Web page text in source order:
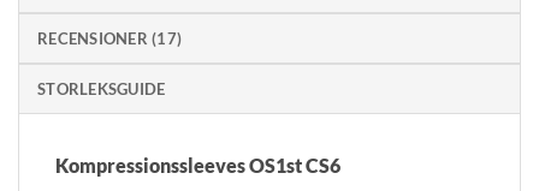
RECENSIONER (17)
STORLEKSGUIDE
Kompressionssleeves OS1st CS6